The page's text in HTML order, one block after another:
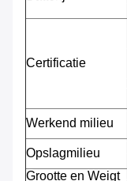
Certificatie
Werkend milieu
Opslagmilieu
Grootte en Weigt